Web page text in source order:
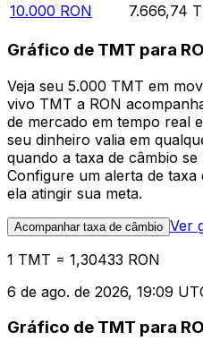
10.000 RON 7.666,74
Gráfico de TMT para
Veja seu 5.000 TMT em
vivo TMT a RON
de mercado em tempo real
seu dinheiro valia em
quando a taxa de câmbio
Configure um alerta de taxa
ela atingir sua meta.
Acompanhar taxa de câmbio Ver
1 TMT = 1,30433 RON
6 de ago. de 2026, 19:09
Gráfico de TMT para